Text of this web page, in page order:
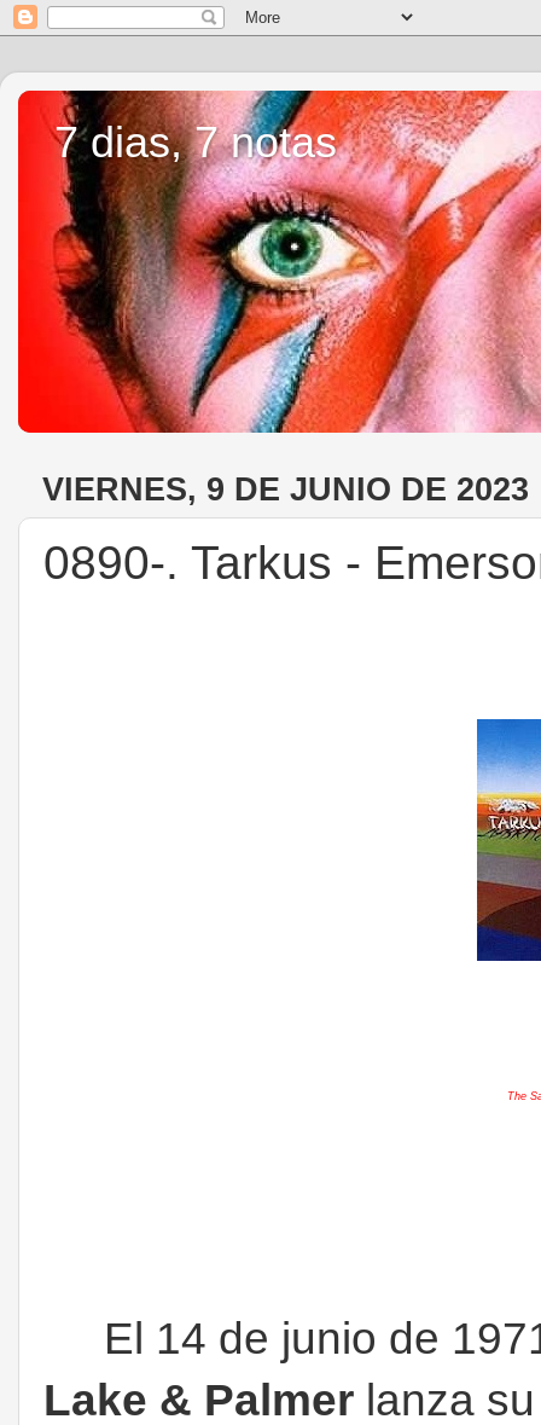
7 dias, 7 notas
VIERNES, 9 DE JUNIO DE 2023
0890-. Tarkus -
The
El 14 de junio de
Lake & Palmer lanza